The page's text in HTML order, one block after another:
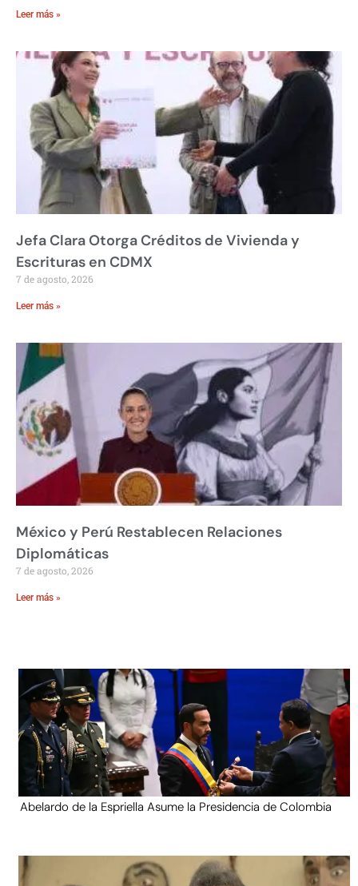
Leer más »
Jefa Clara Otorga Créditos de Vivienda y
Escrituras en CDMX
7 de agosto, 2026
Leer más »
México y Perú Restablecen Relaciones
Diplomáticas
7 de agosto, 2026
Leer más »
Abelardo de la Espriella Asume la Presidencia de Colombia